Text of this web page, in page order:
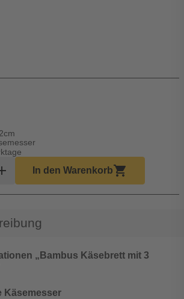
Menge
In den Warenkorbshopping_cart
„Bambus Käsebrett mit 3
Käsemesser